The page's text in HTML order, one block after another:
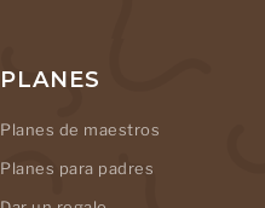
PLANES
Planes de maestros
Planes para padres